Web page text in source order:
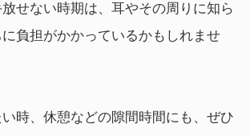
せない時期は、耳やその周りに知ら
負担がかかっているかもしれませ
時、休憩などの隙間時間にも、ぜひ